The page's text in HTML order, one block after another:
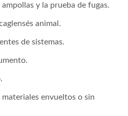
y la prueba de fugas.
animal.
de sistemas.
envueltos o sin